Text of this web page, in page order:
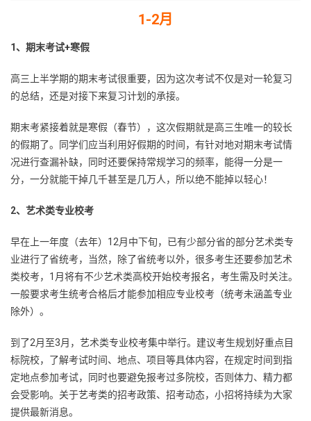
1-2月
1、期末考试+寒假
高三上半学期的期末考试很重要，因为这次考试不仅是对一轮复习
的总结，还是对接下来复习计划的承接。
期末考紧接着就是寒假（春节），这次假期就是高三生唯一的较长
的假期了。同学们应当利用好假期的时间，有针对地对期末考试情
况进行查漏补缺，同时还要保持常规学习的频率，能得一分是一
分，一分就能干掉几千甚至是几万人，所以绝不能掉以轻心！
2、艺术类专业校考
早在上一年度（去年）12月中下旬，已有少部分省的部分艺术类专
业进行了省统考，当然，除了省统考以外，很多考生还要参加艺术
类校考，1月将有不少艺术类高校开始校考报名，考生需及时关注。
一般要求考生统考合格后才能参加相应专业校考（统考未涵盖专业
除外）。
到了2月至3月，艺术类专业校考集中举行。建议考生规划好重点目
标院校，了解考试时间、地点、项目等具体内容，在规定时间到指
定地点参加考试，同时也要避免报考过多院校，否则体力、精力都
会受影响。关于艺考类的招考政策、招考动态，小招将持续为大家
提供最新消息。